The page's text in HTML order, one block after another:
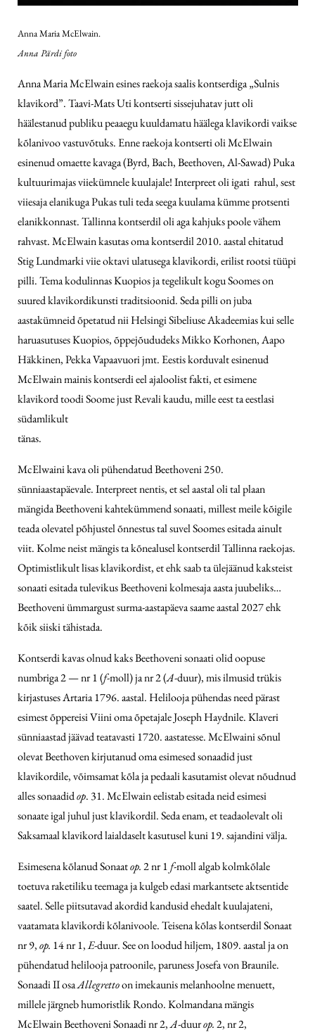
Anna Maria McElwain.
Anna Pärdi foto
Anna Maria McElwain esines raekoja saalis kontserdiga „Sulnis
klavikord”. Taavi-Mats Uti kontserti sissejuhatav jutt oli
häälestanud publiku peaaegu kuuldamatu häälega klavikordi vaikse
kõlanivoo vastuvõtuks. Enne raekoja kontserti oli McElwain
esinenud omaette kavaga (Byrd, Bach, Beethoven, Al-Sawad) Puka
kultuurimajas viiekümnele kuulajale! Interpreet oli igati rahul, sest
viiesaja elanikuga Pukas tuli teda seega kuulama kümme protsenti
elanikkonnast. Tallinna kontserdil oli aga kahjuks poole vähem
rahvast. McElwain kasutas oma kontserdil 2010. aastal ehitatud
Stig Lundmarki viie oktavi ulatusega klavikordi, erilist rootsi tüüpi
pilli. Tema kodulinnas Kuopios ja tegelikult kogu Soomes on
suured klavikordikunsti traditsioonid. Seda pilli on juba
aastakümneid õpetatud nii Helsingi Sibeliuse Akadeemias kui selle
haruasutuses Kuopios, õppejõududeks Mikko Korhonen, Aapo
Häkkinen, Pekka Vapaavuori jmt. Eestis korduvalt esinenud
McElwain mainis kontserdi eel ajaloolist fakti, et esimene
klavikord toodi Soome just Revali kaudu, mille eest ta eestlasi
südamlikult
tänas.
McElwaini kava oli pühendatud Beethoveni 250.
sünniaastapäevale. Interpreet nentis, et sel aastal oli tal plaan
mängida Beethoveni kahtekümmend sonaati, millest meile kõigile
teada olevatel põhjustel õnnestus tal suvel Soomes esitada ainult
viit. Kolme neist mängis ta kõnealusel kontserdil Tallinna raekojas.
Optimistlikult lisas klavikordist, et ehk saab ta ülejäänud kaksteist
sonaati esitada tulevikus Beethoveni kolmesaja aasta juubeliks…
Beethoveni ümmargust surma-aastapäeva saame aastal 2027 ehk
kõik siiski tähistada.
Kontserdi kavas olnud kaks Beethoveni sonaati olid oopuse
numbriga 2 — nr 1 (f-moll) ja nr 2 (A-duur), mis ilmusid trükis
kirjastuses Artaria 1796. aastal. Helilooja pühendas need pärast
esimest õppereisi Viini oma õpetajale Joseph Haydnile. Klaveri
sünniaastad jäävad teatavasti 1720. aastatesse. McElwaini sõnul
olevat Beethoven kirjutanud oma esimesed sonaadid just
klavikordile, võimsamat kõla ja pedaali kasutamist olevat nõudnud
alles sonaadidop. 31. McElwain eelistab esitada neid esimesi
sonaate igal juhul just klavikordil. Seda enam, et teadaolevalt oli
Saksamaal klavikord laialdaselt kasutusel kuni 19. sajandini välja.
Esimesena kõlanud Sonaatop.2 nr 1 f-moll algab kolmkõlale
toetuva raketiliku teemaga ja kulgeb edasi markantsete aktsentide
saatel. Selle piitsutavad akordid kandusid ehedalt kuulajateni,
vaatamata klavikordi kõlanivoole. Teisena kõlas kontserdil Sonaat
nr 9,op. 14 nr 1,E-duur. See on loodud hiljem, 1809. aastal ja on
pühendatud helilooja patroonile, paruness Josefa von Braunile.
Sonaadi II osaAllegrettoon imekaunis melanhoolne menuett,
millele järgneb humoristlik Rondo. Kolmandana mängis
McElwain Beethoveni Sonaadi nr 2,A-duurop.2, nr 2,